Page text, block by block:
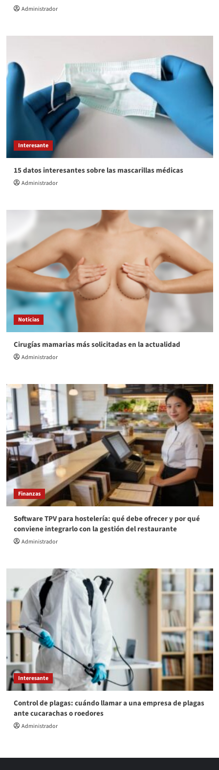
Administrador
Interesante
15 datos interesantes sobre las mascarillas médicas
Administrador
Noticias
Cirugías mamarias más solicitadas en la actualidad
Administrador
Finanzas
Software TPV para hostelería: qué debe ofrecer y por qué
conviene integrarlo con la gestión del restaurante
Administrador
Interesante
Control de plagas: cuándo llamar a una empresa de plagas
ante cucarachas o roedores
Administrador